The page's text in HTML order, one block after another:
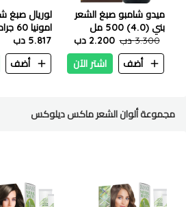
ميدو شامبو صبغ الشعر
بني (4.0) 500 مل
3.300 دب
2.200 دب
أضف
اشتر الآن
لوريال صبغ
بني فاتح
5.817 دب
أضف
مجموعة ألوان الشعر ماكس ديلوكس